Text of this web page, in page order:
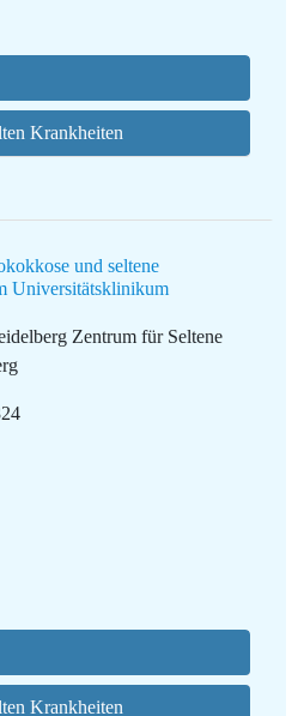
Krankheiten
und seltene
Universitätsklinikum
Zentrum für Seltene
Krankheiten